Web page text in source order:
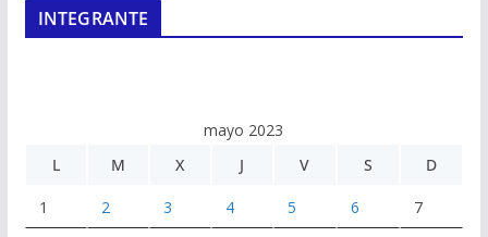
INTEGRANTE
mayo 2023
L
M X J V S D
1 2 3 4 5 6 7